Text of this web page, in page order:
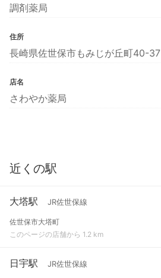
調剤薬局
住所
長崎県佐世保市もみじが丘町40-37
店名
さわやか薬局
近くの駅
大塔駅 JR佐世保線
佐世保市大塔町
このページの店舗から 1.2 km
日宇駅 JR佐世保線